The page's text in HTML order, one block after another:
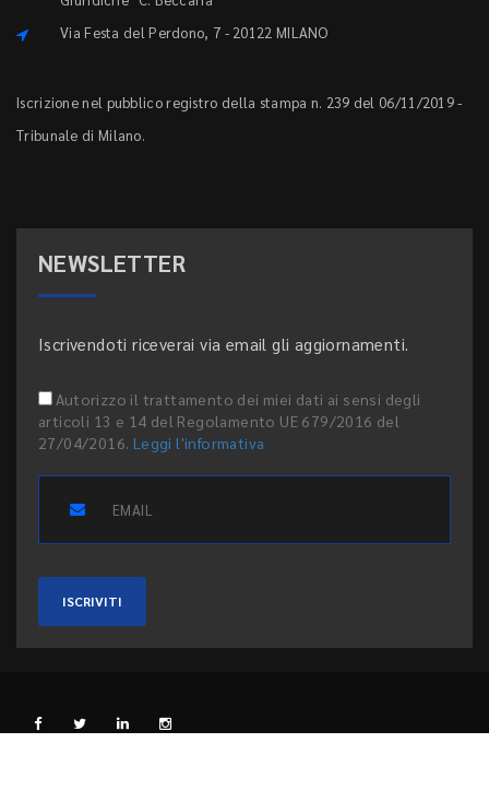
Via Festa del Perdono, 7 - 20122 MILANO
Iscrizione nel pubblico registro della stampa n. 239 del 06/11/2019 -
Tribunale di Milano.
NEWSLETTER
Iscrivendoti riceverai via email gli aggiornamenti.
Autorizzo il trattamento dei miei dati ai sensi degli
articoli 13 e 14 del Regolamento UE 679/2016 del
27/04/2016. Leggi l'informativa
ISCRIVITI